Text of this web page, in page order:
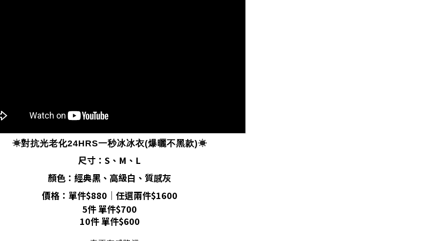
☀️對抗光老化24HRS一秒冰冰衣(爆曬不黑款)☀️
尺寸：S、M、L
顏色：經典黑、高級白、質感灰
價格：單件$880｜任選兩件$1600
5件 單件$700
10件 單件$600